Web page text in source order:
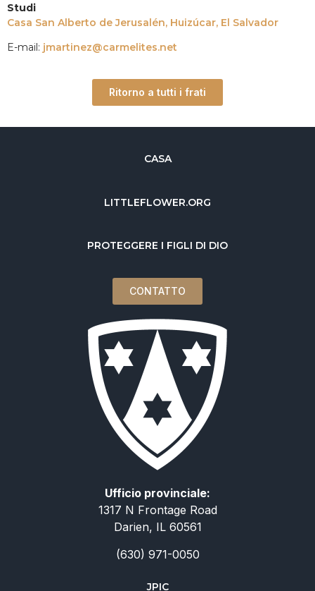
Studi
Casa San Alberto de Jerusalén, Huizúcar, El Salvador
E-mail: jmartinez@carmelites.net
Ritorno a tutti i frati
CASA
LITTLEFLOWER.ORG
PROTEGGERE I FIGLI DI DIO
CONTATTO
Ufficio provinciale:
1317 N Frontage Road
Darien, IL 60561
(630) 971-0050
JPIC